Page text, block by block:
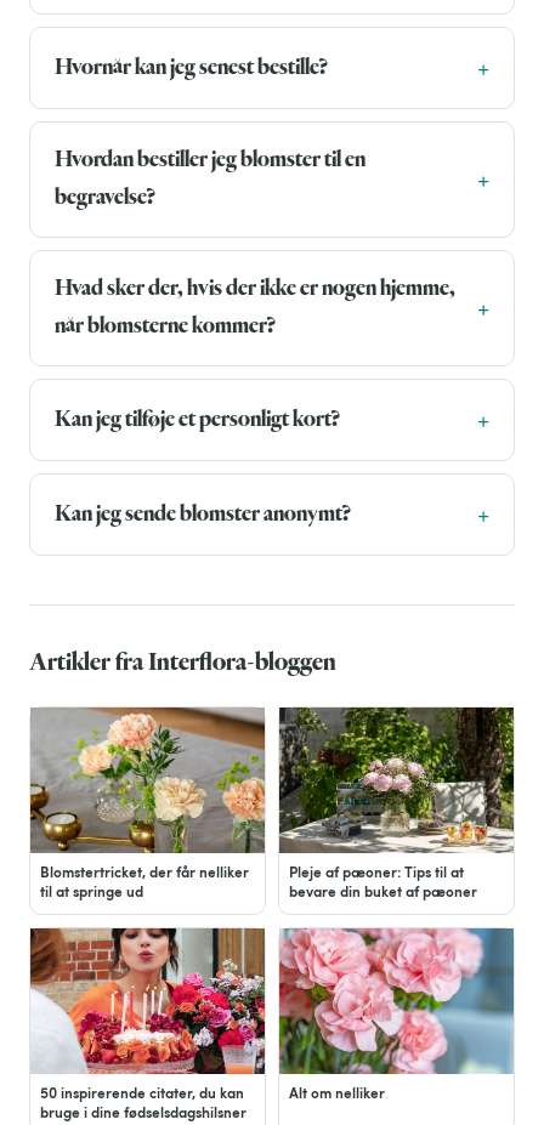
Hvornår kan jeg senest bestille?
Hvordan bestiller jeg blomster til en
begravelse?
Hvad sker der, hvis der ikke er nogen hjemme,
når blomsterne kommer?
Kan jeg tilføje et personligt kort?
Kan jeg sende blomster anonymt?
Artikler fra Interflora-bloggen
Blomstertricket, der får nelliker
til at springe ud
Pleje af pæoner: Tips til at
bevare din buket af pæoner
50 inspirerende citater, du kan
bruge i dine fødselsdagshilsner
Alt om nelliker